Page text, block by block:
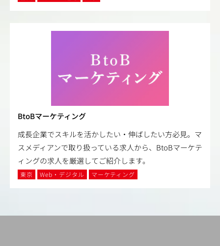
BtoBマーケティング
成長企業でスキルを活かしたい・伸ばしたい方必見。マ
スメディアンで取り扱っている求人から、BtoBマーケテ
ィングの求人を厳選してご紹介します。
東京 Web・デジタル マーケティング